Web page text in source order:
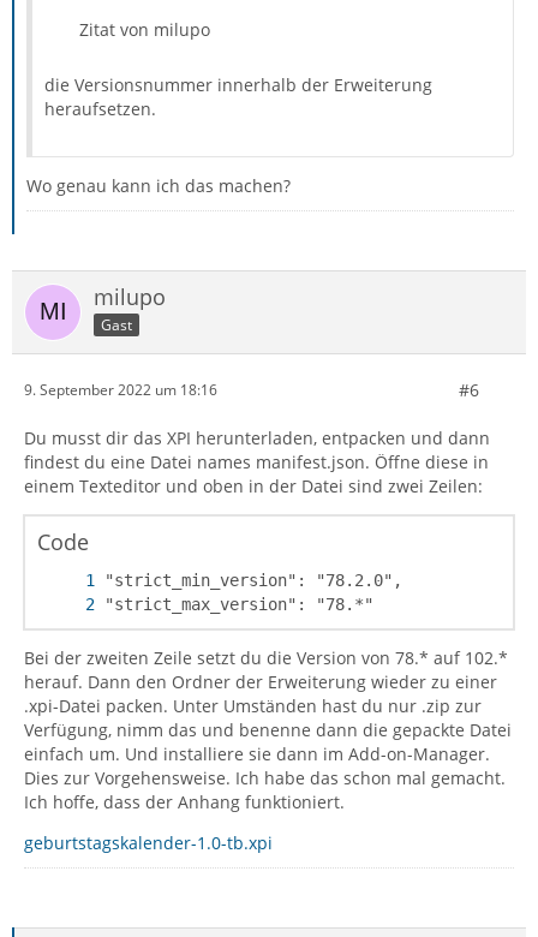
Zitat von milupo
die Versionsnummer innerhalb der Erweiterung
heraufsetzen.
Wo genau kann ich das machen?
milupo
Gast
9. September 2022 um 18:16 #6
Du musst dir das XPI herunterladen, entpacken und dann
findest du eine Datei names manifest.json. Öffne diese in
einem Texteditor und oben in der Datei sind zwei Zeilen:
Code
"strict_max_version": "78.*"
Bei der zweiten Zeile setzt du die Version von 78.* auf 102.*
herauf. Dann den Ordner der Erweiterung wieder zu einer
.xpi-Datei packen. Unter Umständen hast du nur .zip zur
Verfügung, nimm das und benenne dann die gepackte Datei
einfach um. Und installiere sie dann im Add-on-Manager.
Dies zur Vorgehensweise. Ich habe das schon mal gemacht.
Ich hoffe, dass der Anhang funktioniert.
geburtstagskalender-1.0-tb.xpi